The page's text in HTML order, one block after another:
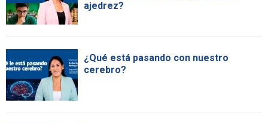
ajedrez?
¿Qué está pasando con nuestro
cerebro?